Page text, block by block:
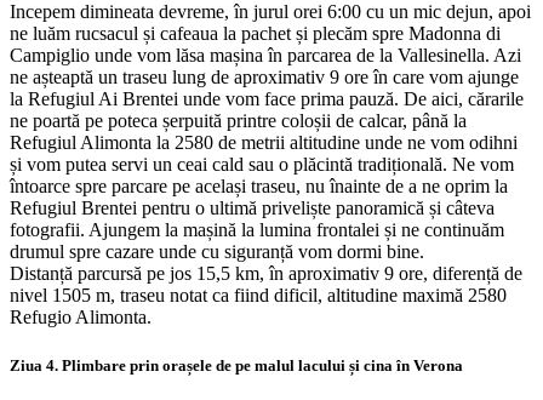
Incepem dimineata devreme, în jurul orei 6:00 cu un mic dejun, apoi
ne luăm rucsacul și cafeaua la pachet și plecăm spre Madonna di
Campiglio unde vom lăsa mașina în parcarea de la Vallesinella. Azi
ne așteaptă un traseu lung de aproximativ 9 ore în care vom ajunge
la Refugiul Ai Brentei unde vom face prima pauză. De aici, cărarile
ne poartă pe poteca șerpuită printre coloșii de calcar, până la
Refugiul Alimonta la 2580 de metrii altitudine unde ne vom odihni
și vom putea servi un ceai cald sau o plăcintă tradițională. Ne vom
întoarce spre parcare pe același traseu, nu înainte de a ne oprim la
Refugiul Brentei pentru o ultimă priveliște panoramică și câteva
fotografii. Ajungem la mașină la lumina frontalei și ne continuăm
drumul spre cazare unde cu siguranță vom dormi bine.
Distanță parcursă pe jos 15,5 km, în aproximativ 9 ore, diferență de
nivel 1505 m, traseu notat ca fiind dificil, altitudine maximă 2580
Refugio Alimonta.
Ziua 4. Plimbare prin orașele de pe malul lacului și cina în Verona